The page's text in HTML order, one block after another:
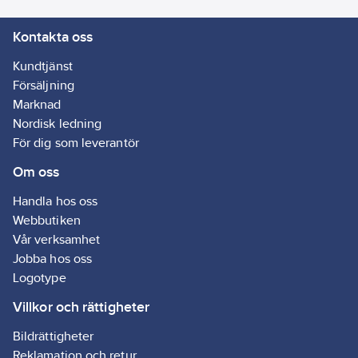
Kontakta oss
Kundtjänst
Försäljning
Marknad
Nordisk ledning
För dig som leverantör
Om oss
Handla hos oss
Webbutiken
Vår verksamhet
Jobba hos oss
Logotype
Villkor och rättigheter
Bildrättigheter